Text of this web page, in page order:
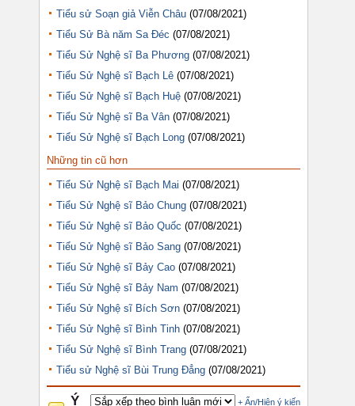
Tiểu sử Soạn giả Viễn Châu (07/08/2021)
Tiểu Sử Bà năm Sa Đéc (07/08/2021)
Tiểu Sử Nghệ sĩ Ba Phương (07/08/2021)
Tiểu Sử Nghệ sĩ Bạch Lê (07/08/2021)
Tiểu Sử Nghệ sĩ Bạch Huệ (07/08/2021)
Tiểu Sử Nghệ sĩ Ba Vân (07/08/2021)
Tiểu Sử Nghệ sĩ Bạch Long (07/08/2021)
Những tin cũ hơn
Tiểu Sử Nghệ sĩ Bạch Mai (07/08/2021)
Tiểu Sử Nghệ sĩ Bảo Chung (07/08/2021)
Tiểu Sử Nghệ sĩ Bảo Quốc (07/08/2021)
Tiểu Sử Nghệ sĩ Bảo Sang (07/08/2021)
Tiểu Sử Nghệ sĩ Bảy Cao (07/08/2021)
Tiểu Sử Nghệ sĩ Bảy Nam (07/08/2021)
Tiểu Sử Nghệ sĩ Bích Sơn (07/08/2021)
Tiểu Sử Nghệ sĩ Bình Tinh (07/08/2021)
Tiểu Sử Nghệ sĩ Bình Trang (07/08/2021)
Tiểu sử Nghệ sĩ Bùi Trung Đẳng (07/08/2021)